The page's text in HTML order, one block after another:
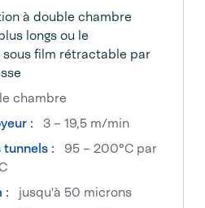
à double chambre
longs ou le
film rétractable par
chambre
:
3 – 19,5 m/min
:
95 – 200°C par
:
jusqu'à 50 microns